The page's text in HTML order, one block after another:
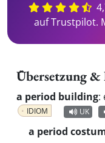
auf Trustpilot.
Übersetzung
a period building:
IDIOM UK
a period